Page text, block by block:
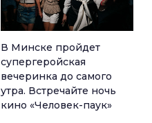
В Минске пройдет
супергеройская
вечеринка до самого
утра. Встречайте ночь
кино «Человек-паук»